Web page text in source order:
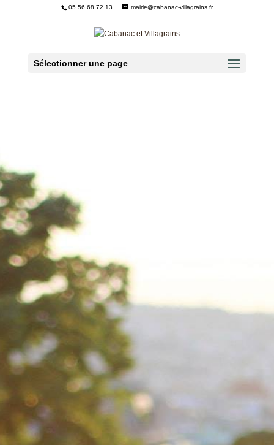
05 56 68 72 13 mairie@cabanac-villagrains.fr
Sélectionner une page